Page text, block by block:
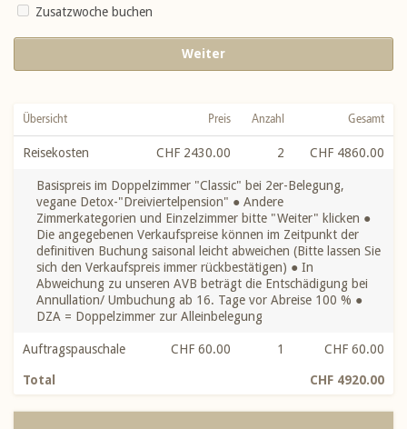
Zusatzwoche buchen
Weiter
Übersicht Preis Anzahl Gesamt
Reisekosten CHF 2430.00 2 CHF 4860.00
Basispreis im Doppelzimmer "Classic" bei 2er-Belegung,
vegane Detox-"Dreiviertelpension" ● Andere
Zimmerkategorien und Einzelzimmer bitte "Weiter" klicken ●
Die angegebenen Verkaufspreise können im Zeitpunkt der
definitiven Buchung saisonal leicht abweichen (Bitte lassen Sie
sich den Verkaufspreis immer rückbestätigen) ● In
Abweichung zu unseren AVB beträgt die Entschädigung bei
Annullation/ Umbuchung ab 16. Tage vor Abreise 100 % ●
DZA = Doppelzimmer zur Alleinbelegung
Auftragspauschale CHF 60.00 1 CHF 60.00
Total CHF 4920.00